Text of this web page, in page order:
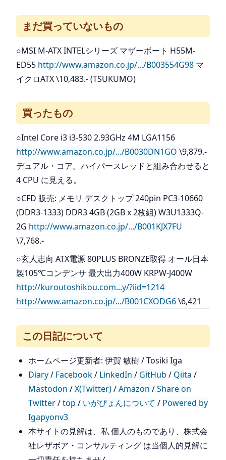
まだ買っていないもの
○MSI M-ATX INTELシリーズ マザーボート H55M-
ED55 http://www.amazon.co.jp/.../B003554G98 マ
イクロATX \10,483.- (TSUKUMO)
買ったもの
○Intel Core i3 i3-530 2.93GHz 4M LGA1156
http://www.amazon.co.jp/.../B0030DN1GO \9,879.-
デュアル・コア。ハイパースレッドと組み合わせると
4 CPU に見える。
○CFD 販売: メモリ デスクトップ 240pin PC3-10660
(DDR3-1333) DDR3 4GB (2GB x 2枚組) W3U1333Q-
2G http://www.amazon.co.jp/.../B001KJX7FU
\7,768.-
○玄人志向 ATX電源 80PLUS BRONZE取得 オール日本
製105℃コンデンサ 最大出力400W KRPW-J400W
http://kuroutoshikou.com...y/?iid=1214
http://www.amazon.co.jp/.../B001CXODG6\6,421
この日記について
ホームページ更新者: 伊賀 敏樹 / Tosiki Iga
Diary/ Facebook/ LinkedIn / GitHub / Qiita /
Mastodon /X(Twitter)/Amazon /Share on
Twitter/top / いがぴょんについて / Powered by
Igapyonv3
本サイトの見解は、私 個人のものであり、株式会
社レザボア・コンサルティング は当個人的見解に